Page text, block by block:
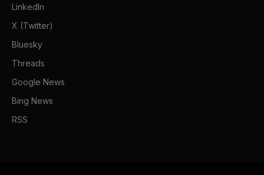
LinkedIn
X (Twitter)
Bluesky
Threads
Google News
Bing News
RSS